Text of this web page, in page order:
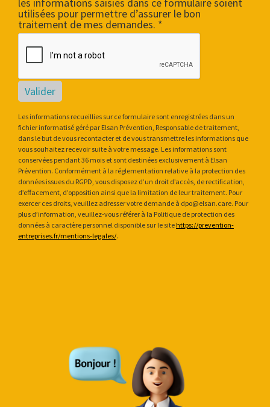
utilisées pour permettre d’assurer le bon
traitement de mes demandes. *
Valider
Les informations recueillies sur ce formulaire sont enregistrées dans un
fichier informatisé géré par Elsan Prévention, Responsable de traitement,
dans le but de vous recontacter et de vous transmettre les informations que
vous souhaitez recevoir suite à votre message. Les informations sont
conservées pendant 36 mois et sont destinées exclusivement à Elsan
Prévention. Conformément à la réglementation relative à la protection des
données issues du RGPD, vous disposez d’un droit d’accès, de rectification,
d’effacement, d’opposition ainsi que la limitation de leur traitement. Pour
exercer ces droits, veuillez adresser votre demande à dpo@elsan.care. Pour
plus d’information, veuillez-vous référer à la Politique de protection des
données à caractère personnel disponible sur le site https://prevention-
entreprises.fr/mentions-legales/.